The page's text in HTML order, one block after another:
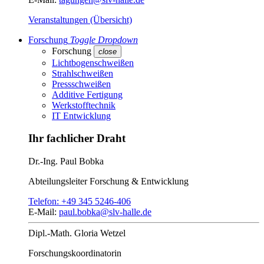
Veranstaltungen (Übersicht)
Forschung Toggle Dropdown
Forschung
close
Lichtbogenschweißen
Strahlschweißen
Pressschweißen
Additive Fertigung
Werkstofftechnik
IT Entwicklung
Ihr fachlicher Draht
Dr.-Ing. Paul Bobka
AbteilungsleiterForschung & Entwicklung
Telefon: +49 345 5246-406
E-Mail: paul.bobka@slv-halle.de
Dipl.-Math. Gloria Wetzel
Forschungs­koordinatorin